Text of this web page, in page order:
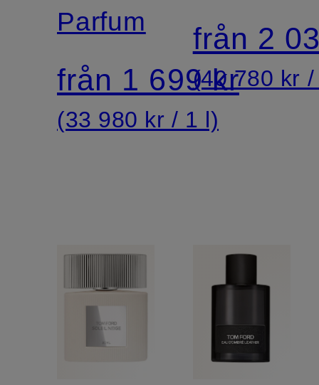
Parfum
från 1 699 kr
(33 980 kr / 1 l)
från 2
(40 780 kr